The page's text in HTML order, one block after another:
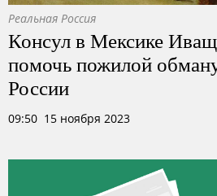
Реальная Россия
Консул в Мексике
помочь пожилой
России
09:50 15 ноября 2023